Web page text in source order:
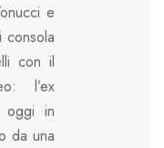
e
consola
con il
l’ex
oggi in
da una